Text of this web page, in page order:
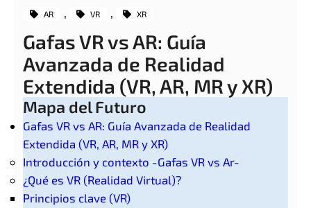
AR , VR , XR
Gafas VR vs AR: Guía
Avanzada de Realidad
Extendida (VR, AR, MR y XR)
Mapa del Futuro
Gafas VR vs AR: Guía Avanzada de Realidad
Extendida (VR, AR, MR y XR)
Introducción y contexto -Gafas VR vs Ar-
¿Qué es VR (Realidad Virtual)?
Principios clave (VR)